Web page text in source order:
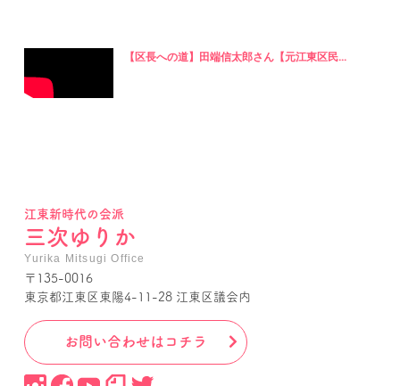
【区長への道】田端信太郎さん【元江東区民...
江東新時代の会派
三次ゆりか
Yurika Mitsugi Office
〒135-0016
東京都江東区東陽4-11-28 江東区議会内
お問い合わせはコチラ